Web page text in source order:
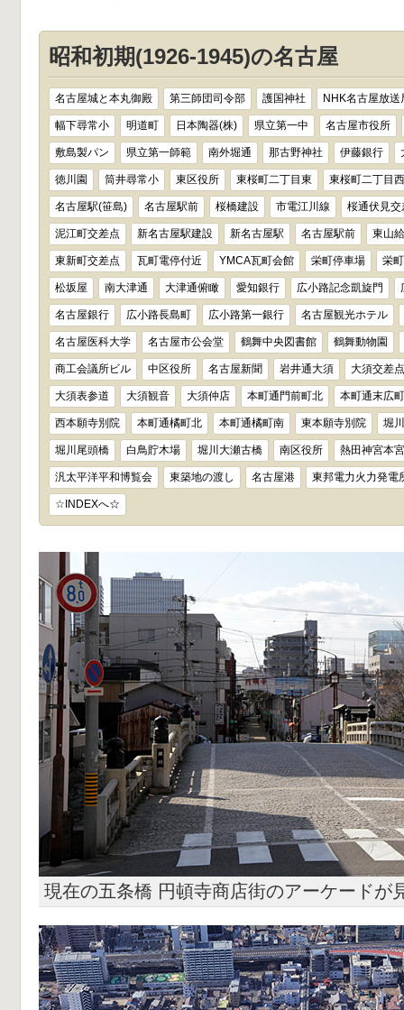
昭和初期(1926-1945)の名古屋
名古屋城と本丸御殿 第三師団司令部 護国神社 NHK名古屋放送
幅下尋常小 明道町 日本陶器(株) 県立第一中 名古屋市役所
敷島製パン 県立第一師範 南外堀通 那古野神社 伊藤銀行
徳川園 筒井尋常小 東区役所 東桜町二丁目東 東桜町二丁目西
名古屋駅(笹島) 名古屋駅前 桜橋建設 市電江川線 桜通伏見交
泥江町交差点 新名古屋駅建設 新名古屋駅 名古屋駅前 東山
東新町交差点 瓦町電停付近 YMCA瓦町会館 栄町停車場 栄
松坂屋 南大津通 大津通俯瞰 愛知銀行 広小路記念凱旋門
名古屋銀行 広小路長島町 広小路第一銀行 名古屋観光ホテル
名古屋医科大学 名古屋市公会堂 鶴舞中央図書館 鶴舞動物園
商工会議所ビル 中区役所 名古屋新聞 岩井通大須 大須交差
大須表参道 大須観音 大須仲店 本町通門前町北 本町通末広町
西本願寺別院 本町通橘町北 本町通橘町南 東本願寺別院 堀
堀川尾頭橋 白鳥貯木場 堀川大瀬古橋 南区役所 熱田神宮本宮
汎太平洋平和博覧会 東築地の渡し 名古屋港 東邦電力火力発電
☆INDEXへ☆
現在の五条橋 円頓寺商店街のアーケードが